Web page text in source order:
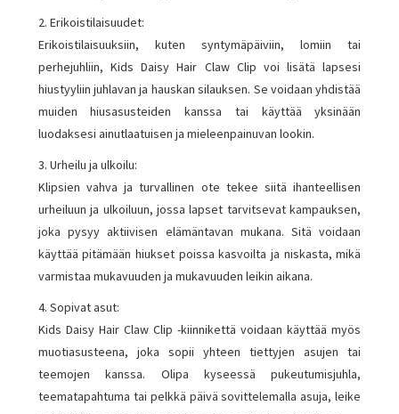
2. Erikoistilaisuudet:
Erikoistilaisuuksiin, kuten syntymäpäiviin, lomiin tai
perhejuhliin, Kids Daisy Hair Claw Clip voi lisätä lapsesi
hiustyyliin juhlavan ja hauskan silauksen. Se voidaan yhdistää
muiden hiusasusteiden kanssa tai käyttää yksinään
luodaksesi ainutlaatuisen ja mieleenpainuvan lookin.
3. Urheilu ja ulkoilu:
Klipsien vahva ja turvallinen ote tekee siitä ihanteellisen
urheiluun ja ulkoiluun, jossa lapset tarvitsevat kampauksen,
joka pysyy aktiivisen elämäntavan mukana. Sitä voidaan
käyttää pitämään hiukset poissa kasvoilta ja niskasta, mikä
varmistaa mukavuuden ja mukavuuden leikin aikana.
4. Sopivat asut:
Kids Daisy Hair Claw Clip -kiinnikettä voidaan käyttää myös
muotiasusteena, joka sopii yhteen tiettyjen asujen tai
teemojen kanssa. Olipa kyseessä pukeutumisjuhla,
teematapahtuma tai pelkkä päivä sovittelemalla asuja, leike